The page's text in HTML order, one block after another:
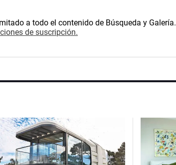
a todo el contenido de Búsqueda y Galería.
de suscripción.